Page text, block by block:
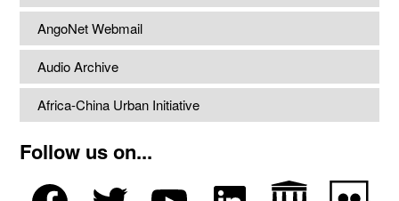
AngoNet Webmail
Audio Archive
Africa-China Urban Initiative
Follow us on...